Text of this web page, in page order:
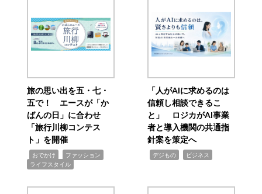
旅の思い出を五・七・
五で！ エースが「か
ばんの日」に合わせ
「旅行川柳コンテス
ト」を開催
おでかけ ファッション
ライフスタイル
「人がAIに求めるのは
信頼し相談できるこ
と」 ロジカがAI事業
者と導入機関の共通指
針案を策定へ
デジもの ビジネス